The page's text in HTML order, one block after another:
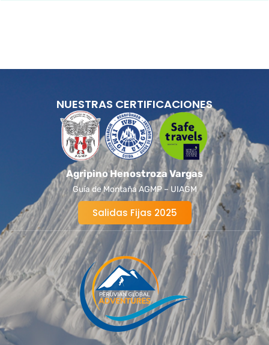
NUESTRAS CERTIFICACIONES
Agripino Henostroza Vargas
Guía de Montaña AGMP – UIAGM
Salidas Fijas 2025